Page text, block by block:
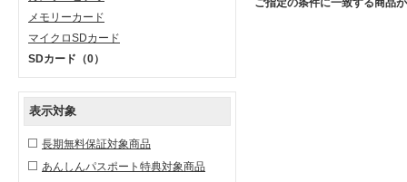
メモリーカード
マイクロSDカード
SDカード （0）
表示対象
長期無料保証対象商品
あんしんパスポート特典対象商品
ご指定の条件に一致する商品